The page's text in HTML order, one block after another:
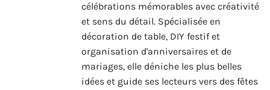
célébrations mémorables avec créativité
et sens du détail. Spécialisée en
décoration de table, DIY festif et
organisation d'anniversaires et de
mariages, elle déniche les plus belles
idées et guide ses lecteurs vers des fêtes